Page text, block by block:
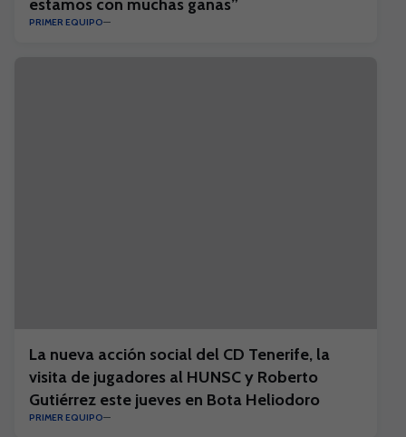
estamos con muchas ganas”
PRIMER EQUIPO
La nueva acción social del CD Tenerife, la
visita de jugadores al HUNSC y Roberto
Gutiérrez este jueves en Bota Heliodoro
PRIMER EQUIPO